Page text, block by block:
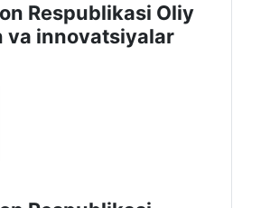
Respublikasi
qisqartirish va